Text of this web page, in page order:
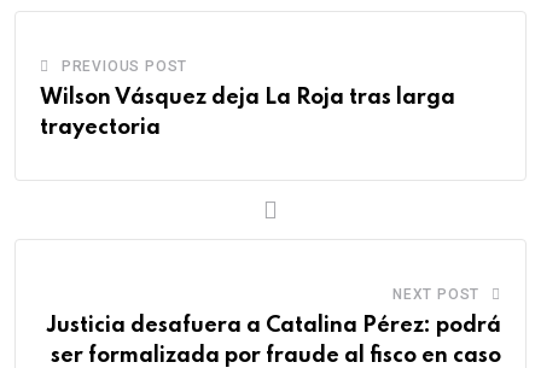
PREVIOUS POST
Wilson Vásquez deja La Roja tras larga
trayectoria
NEXT POST
Justicia desafuera a Catalina Pérez: podrá
ser formalizada por fraude al fisco en caso